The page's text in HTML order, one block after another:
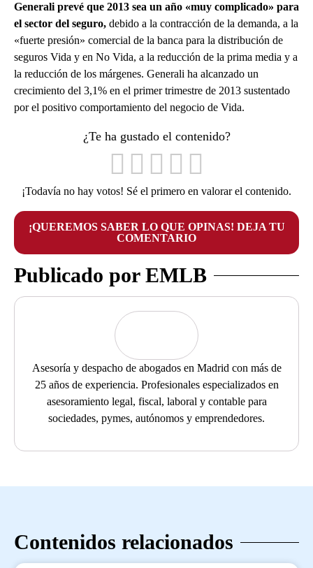
Generali prevé que 2013 sea un año «muy complicado» para
el sector del seguro, debido a la contracción de la demanda, a la
«fuerte presión» comercial de la banca para la distribución de
seguros Vida y en No Vida, a la reducción de la prima media y a
la reducción de los márgenes. Generali ha alcanzado un
crecimiento del 3,1% en el primer trimestre de 2013 sustentado
por el positivo comportamiento del negocio de Vida.
¿Te ha gustado el contenido?
¡Todavía no hay votos! Sé el primero en valorar el contenido.
¡QUEREMOS SABER LO QUE OPINAS! DEJA TU
COMENTARIO
Publicado por EMLB
Asesoría y despacho de abogados en Madrid con más de
25 años de experiencia. Profesionales especializados en
asesoramiento legal, fiscal, laboral y contable para
sociedades, pymes, autónomos y emprendedores.
Contenidos relacionados